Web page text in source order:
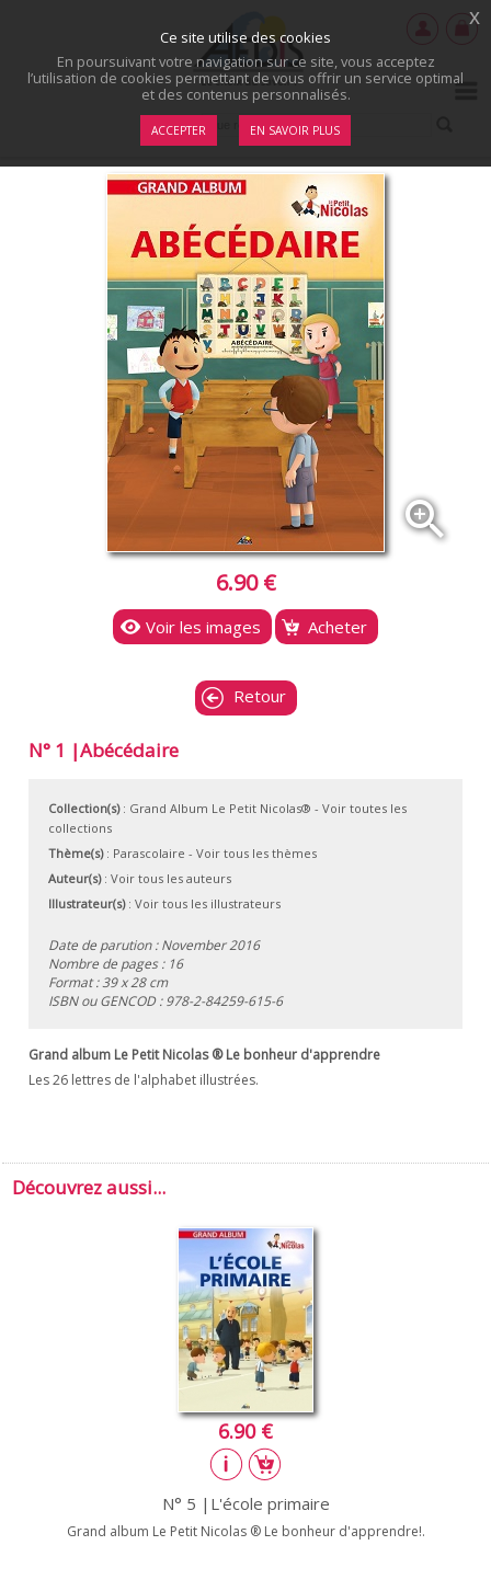
zoom_in
6.90 €
Voir les images Acheter
Retour
N° 1 |Abécédaire
Collection(s): Grand Album Le Petit Nicolas® - Voir toutes les
collections
Thème(s): Parascolaire - Voir tous les thèmes
Auteur(s): Voir tous les auteurs
Illustrateur(s): Voir tous les illustrateurs
Date de parution : November 2016
Nombre de pages : 16
Format : 39 x 28 cm
ISBN ou GENCOD :978-2-84259-615-6
Grand album Le Petit Nicolas ® Le bonheur d'apprendre
Les 26 lettres de l'alphabet illustrées.
Découvrez aussi...
6.90 €
N° 5 |L'école primaire
Grand album Le Petit Nicolas ® Le bonheur d'apprendre!.
Ce site utilise des cookies
En poursuivant votre navigation sur ce site, vous acceptez
l’utilisation de cookies permettant de vous offrir un service optimal
et des contenus personnalisés.
ACCEPTER EN SAVOIR PLUS
x